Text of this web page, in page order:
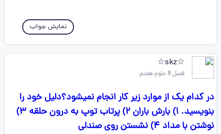
نمایش جواب
☆skz☆
فصل 8 علوم هفتم
در کدام یک از موارد زیر کار انجام نمیشود؟دلیل خود را
بنویسید. ۱) بارش باران ۲) پرتاب توپ به درون حلقه ۳)
نوشتن با مداد ۴) نشستن روی صندلی